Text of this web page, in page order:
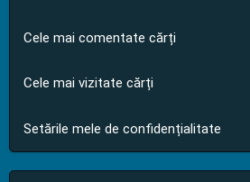
Cele mai comentate cărți
Cele mai vizitate cărți
Setările mele de confidențialitate